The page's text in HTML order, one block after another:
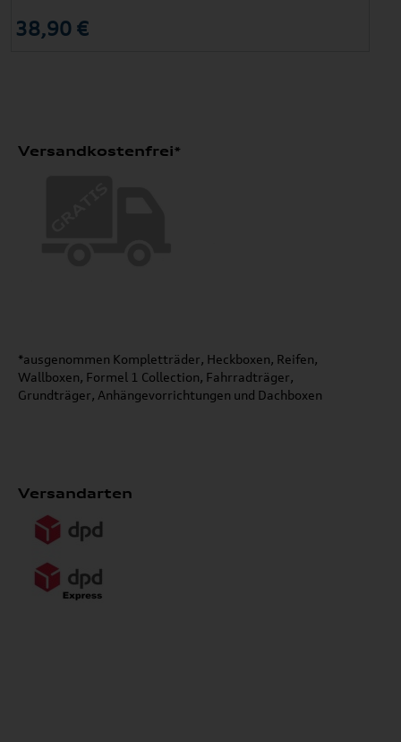
38,90 €
Versandkostenfrei*
*ausgenommen Kompletträder, Heckboxen, Reifen,
Wallboxen, Formel 1 Collection, Fahrradträger,
Grundträger, Anhängevorrichtungen und Dachboxen
Versandarten